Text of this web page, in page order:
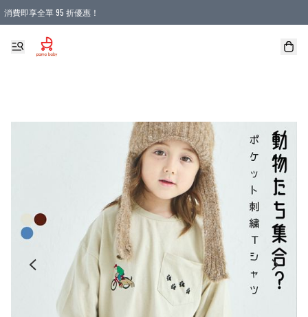
消費即享全單 95 折優惠！
購物滿 HKD 900.00即享免運費優惠！（適用於 本地送貨、本地取貨 )